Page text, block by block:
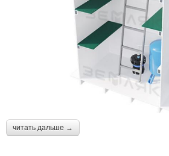
читать дальше →